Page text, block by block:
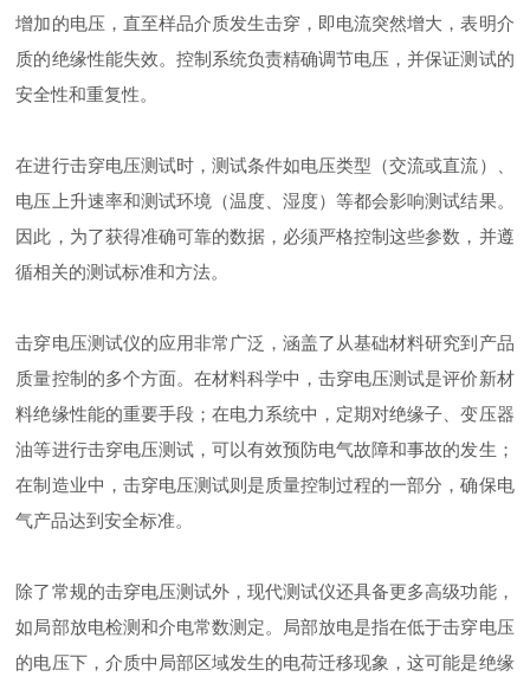
增加的电压，直至样品介质发生击穿，即电流突然增大，表明介
质的绝缘性能失效。控制系统负责精确调节电压，并保证测试的
安全性和重复性。
在进行击穿电压测试时，测试条件如电压类型（交流或直流）、
电压上升速率和测试环境（温度、湿度）等都会影响测试结果。
因此，为了获得准确可靠的数据，必须严格控制这些参数，并遵
循相关的测试标准和方法。
击穿电压测试仪的应用非常广泛，涵盖了从基础材料研究到产品
质量控制的多个方面。在材料科学中，击穿电压测试是评价新材
料绝缘性能的重要手段；在电力系统中，定期对绝缘子、变压器
油等进行击穿电压测试，可以有效预防电气故障和事故的发生；
在制造业中，击穿电压测试则是质量控制过程的一部分，确保电
气产品达到安全标准。
除了常规的击穿电压测试外，现代测试仪还具备更多高级功能，
如局部放电检测和介电常数测定。局部放电是指在低于击穿电压
的电压下，介质中局部区域发生的电荷迁移现象，这可能是绝缘